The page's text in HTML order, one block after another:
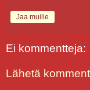
Jaa muille
Ei kommentteja:
Lähetä